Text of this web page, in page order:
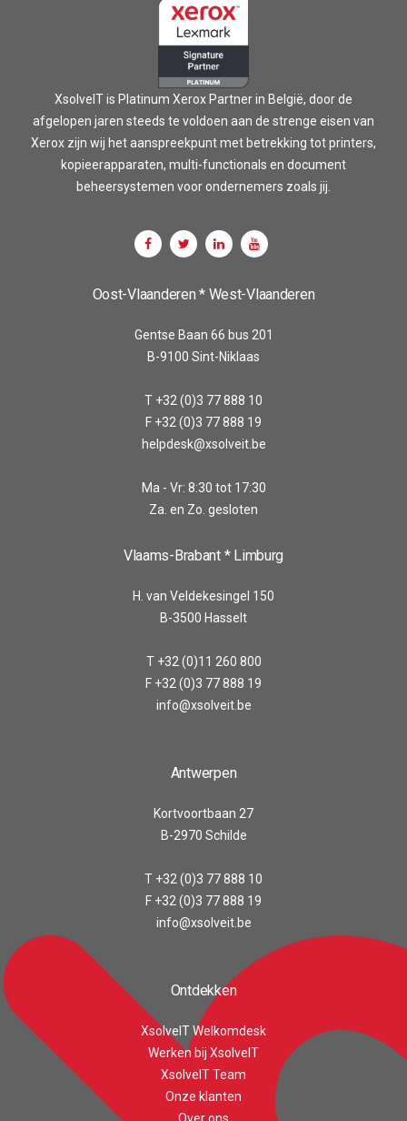
XsolveIT is Platinum Xerox Partner in België, door de
afgelopen jaren steeds te voldoen aan de strenge eisen van
Xerox zijn wij het aanspreekpunt met betrekking tot printers,
kopieerapparaten, multi-functionals en document
beheersystemen voor ondernemers zoals jij.
Oost-Vlaanderen * West-Vlaanderen
Gentse Baan 66 bus 201
B-9100 Sint-Niklaas
T +32 (0)3 77 888 10
F +32 (0)3 77 888 19
helpdesk@xsolveit.be
Ma - Vr: 8:30 tot 17:30
Za. en Zo. gesloten
Vlaams-Brabant * Limburg
H. van Veldekesingel 150
B-3500 Hasselt
T +32 (0)11 260 800
F +32 (0)3 77 888 19
info@xsolveit.be
Antwerpen
Kortvoortbaan 27
B-2970 Schilde
T +32 (0)3 77 888 10
F +32 (0)3 77 888 19
info@xsolveit.be
Ontdekken
XsolveIT Welkomdesk
Werken bij XsolveIT
XsolveIT Team
Onze klanten
Customer reviews and experiences for